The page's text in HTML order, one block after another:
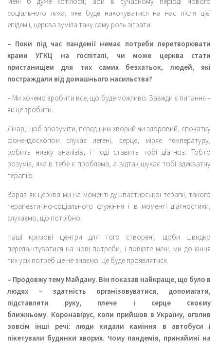
соціального лиха, яке буде накочуватися на нас після цієї
епідемії, церква зуміла таку саму роль зіграти.
– Поки під час пандемії немає потреби перетворювати
храми УГКЦ на госпіталі, чи може церква стати
пристанищем для тих самих безхатьок, людей, які
постраждали від домашнього насильства?
– Ми хочемо зробити все, що буде можливо. Завжди є питання –
як це зробити.
Лікар, щоб зрозуміти, перед ним хворий чи здоровий, спочатку
фонендоскопом слухає легені, серце, міряє температуру,
робить низку аналізів, і тоді ставить тобі діагноз. Тобто
розуміє, яка в тебе є проблема, а відтак шукає тобі адекватну
терапію.
Зараз як церква ми на моменті душпастирської терапії, такого
терапевтично-соціального служіння і в моменті діагностики,
слухаємо, що потрібно.
Наші кризові центри для того створені, щоби швидко
перелаштуватися на нові потреби, і повірте мені, ми до кінця
тих усіх потреб ще не знаємо. Це буде проявлятися.
– Продовжу тему Майдану. Він показав найкраще, що було в
людях – здатність організовуватися, допомагати,
підставляти руку, плече і серце своєму
ближньому. Коронавірус, коли прийшов в Україну, оголив
зовсім інші речі: люди кидали каміння в автобуси і
пікетували будинки хворих. Чому пандемія, принаймні на